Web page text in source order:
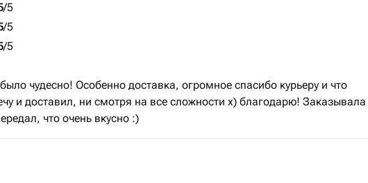
/5
/5
/5
чудесно! Особенно доставка, огромное спасибо курьеру и что
и доставил, ни смотря на все сложности х) благодарю! Заказывала
что очень вкусно :)